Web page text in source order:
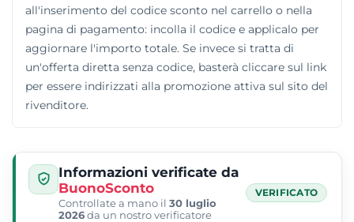
all'inserimento del codice sconto nel carrello o nella
pagina di pagamento: incolla il codice e applicalo per
aggiornare l'importo totale. Se invece si tratta di
un'offerta diretta senza codice, basterà cliccare sul link
per essere indirizzati alla promozione attiva sul sito del
rivenditore.
Informazioni verificate da
BuonoSconto
Controllate a mano il 30 luglio
2026 da un nostro verificatore
VERIFICATO